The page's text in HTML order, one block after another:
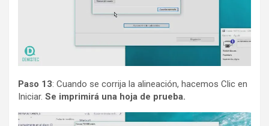
Paso 13: Cuando se corrija la alineación, hacemos Clic en
Iniciar. Se imprimirá una hoja de prueba.